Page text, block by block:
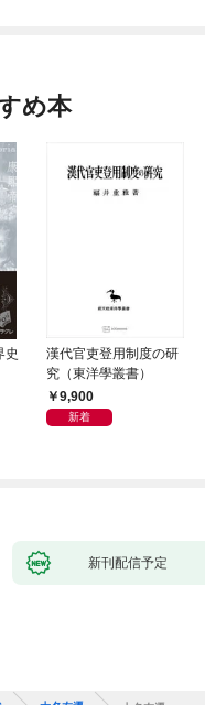
め本
史
漢代官吏登用制度の研
究（東洋學叢書）
9,900
新着
新刊配信予定